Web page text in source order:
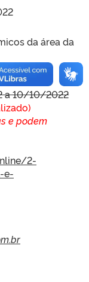
da área da
a
a 10/10/2022
e podem
2-
e-